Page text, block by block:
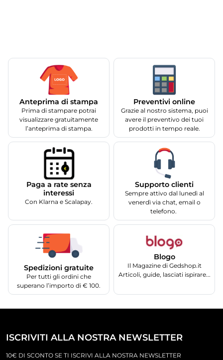
Anteprima di stampa
Prima di stampare potrai
visualizzare gratuitamente
l’anteprima di stampa.
Preventivi online
Grazie al nostro sistema, puoi
avere il preventivo dei tuoi
prodotti in tempo reale.
Paga a rate senza
interessi
Con Klarna e Scalapay.
Supporto clienti
Sempre attivo dal lunedì al
venerdì via chat, email o
telefono.
Spedizioni gratuite
Per tutti gli ordini che
superano l’importo di € 100.
Blogo
Il Magazine di Gedshop.it
Articoli, guide, lasciati ispirare...
ISCRIVITI ALLA NOSTRA NEWSLETTER
10€ DI SCONTO SE TI ISCRIVI ALLA NOSTRA NEWSLETTER